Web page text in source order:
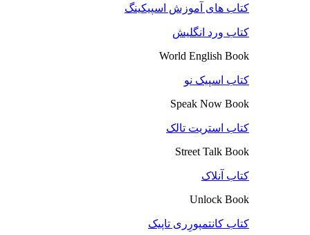
کتاب های آموزش اسپیکینگ
کتاب ورد انگلیش
World English Book
کتاب اسپیک نو
Speak Now Book
کتاب استریت تالک
Street Talk Book
کتاب آنلاک
Unlock Book
کتاب کانتمپورِری تاپیک